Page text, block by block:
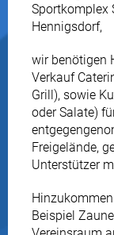
Sportkomplex
Hennigsdorf,
wir benötigen
Verkauf
Grill), sowie
oder Salate)
Freigelände,
Unterstützer
Beispiel